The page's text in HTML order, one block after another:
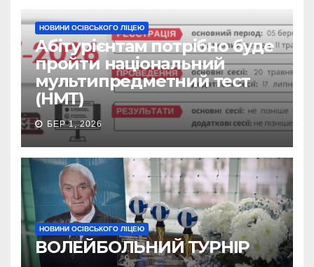
НОВИНИ ОСІВСЬКОГО ЛІЦЕЮ
Абітурієнтам потрібно буде
пройти національний
мультипредметний тест
(НМТ)
БЕР 1, 2026
НОВИНИ ОСІВСЬКОГО ЛІЦЕЮ
ВОЛЕЙБОЛЬНИЙ ТУРНІР